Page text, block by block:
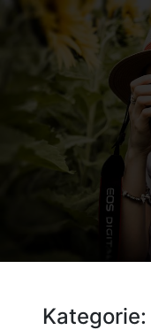
springen
Kategorie: